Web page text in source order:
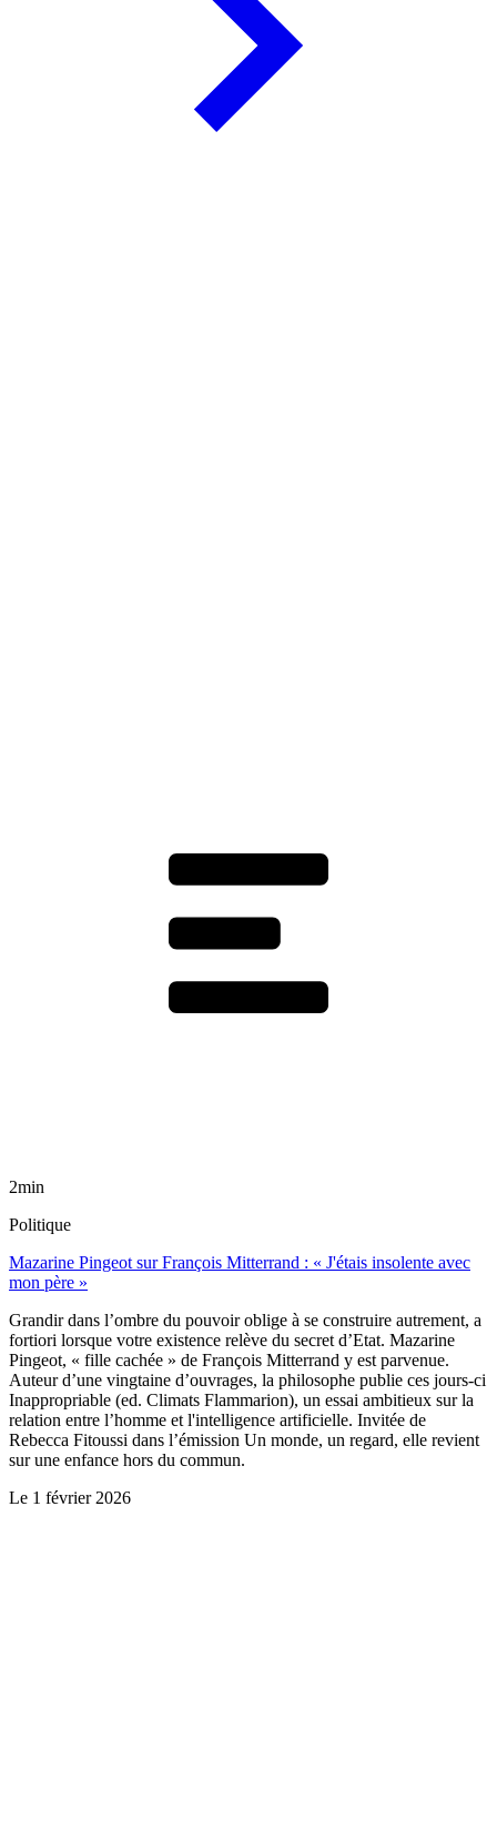
2min
Politique
Mazarine Pingeot sur François Mitterrand : « J'étais insolente avec
mon père »
Grandir dans l’ombre du pouvoir oblige à se construire autrement, a
fortiori lorsque votre existence relève du secret d’Etat. Mazarine
Pingeot, « fille cachée » de François Mitterrand y est parvenue.
Auteur d’une vingtaine d’ouvrages, la philosophe publie ces jours-ci
Inappropriable (ed. Climats Flammarion), un essai ambitieux sur la
relation entre l’homme et l'intelligence artificielle. Invitée de
Rebecca Fitoussi dans l’émission Un monde, un regard, elle revient
sur une enfance hors du commun.
Le 1 février 2026